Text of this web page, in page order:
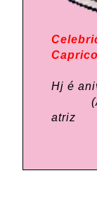
Hj é
atriz